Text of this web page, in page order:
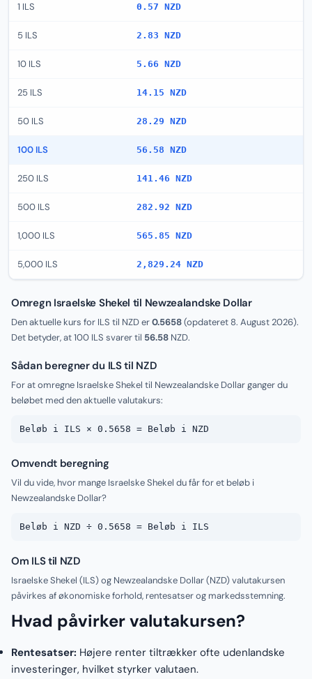
1 ILS 0.57 NZD
5 ILS 2.83 NZD
10 ILS 5.66 NZD
25 ILS 14.15 NZD
50 ILS 28.29 NZD
100 ILS 56.58 NZD
250 ILS 141.46 NZD
500 ILS 282.92 NZD
1,000 ILS 565.85 NZD
5,000 ILS 2,829.24 NZD
Omregn Israelske Shekel til Newzealandske Dollar
Den aktuelle kurs for ILS til NZD er0.5658(opdateret 8. August 2026).
Det betyder, at 100 ILS svarer til 56.58 NZD.
Sådan beregner du ILS til NZD
For at omregne Israelske Shekel til Newzealandske Dollar ganger du
beløbet med den aktuelle valutakurs:
Beløb i ILS × 0.5658 = Beløb i NZD
Omvendt beregning
Vil du vide, hvor mange Israelske Shekel du får for et beløb i
Newzealandske Dollar?
Beløb i NZD ÷ 0.5658 = Beløb i ILS
Om ILS til NZD
Israelske Shekel (ILS) og Newzealandske Dollar (NZD) valutakursen
påvirkes af økonomiske forhold, rentesatser og markedsstemning.
Hvad påvirker valutakursen?
Rentesatser: Højere renter tiltrækker ofte udenlandske
investeringer, hvilket styrker valutaen.